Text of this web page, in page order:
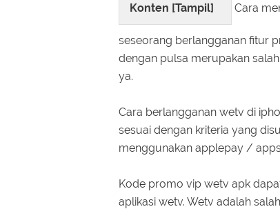
Konten [Tampil] Cara
seseorang berlangganan fitur
dengan pulsa merupakan
ya.
Cara berlangganan wetv di
sesuai dengan kriteria yang
menggunakan applepay /
Kode promo vip wetv apk
aplikasi wetv. Wetv adalah